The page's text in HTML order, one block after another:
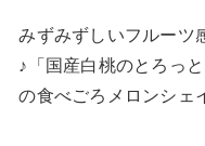
みずみずしいフルーツ
♪「国産白桃のとろっ
の食べごろメロンシェ